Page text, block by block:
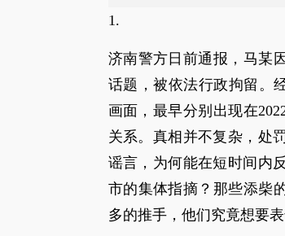
1.
济南警方日前通报，马某
话题，被依法行政拘留。
画面，最早分别出现在
关系。真相并不复杂，处
谣言，为何能在短时间内
市的集体指摘？那些添柴
多的推手，他们究竟想要